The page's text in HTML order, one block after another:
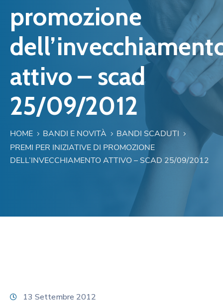
promozione
attivo – scad
25/09/2012
HOME BANDI E NOVITÀ
BANDI SCADUTI
PREMI PER INIZIATIVE DI PROMOZIONE
DELL’INVECCHIAMENTO ATTIVO – SCAD 25/09/2012
13 Settembre 2012